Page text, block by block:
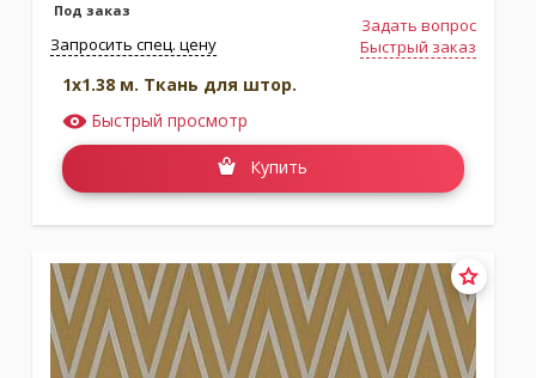
Под заказ
Задать вопрос
Быстрый заказ
Запросить спец. цену
1x1.38 м. Ткань для штор.
Быстрый просмотр
Купить